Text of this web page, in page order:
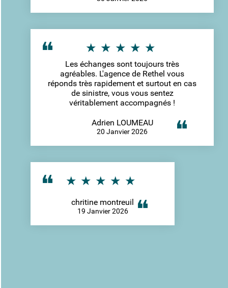
Les échanges sont toujours très
agréables. L'agence de Rethel vous
réponds très rapidement et surtout en cas
de sinistre, vous vous sentez
véritablement accompagnés !
Adrien LOUMEAU
20 Janvier 2026
chritine montreuil
19 Janvier 2026